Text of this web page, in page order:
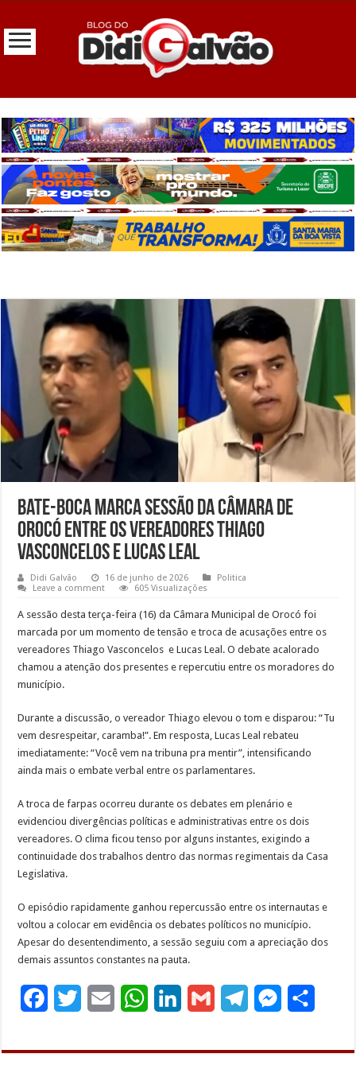
Bate-boca marca sessão da Câmara de
Orocó entre os vereadores Thiago
Vasconcelos e Lucas Leal
Didi Galvão 16 de junho de 2026
Politica
Leave a comment
605 Visualizações
A sessão desta terça-feira (16) da Câmara Municipal de Orocó foi
marcada por um momento de tensão e troca de acusações entre os
vereadores Thiago Vasconcelos e Lucas Leal. O debate acalorado
chamou a atenção dos presentes e repercutiu entre os moradores do
município.
Durante a discussão, o vereador Thiago elevou o tom e disparou: “Tu
vem desrespeitar, caramba!”. Em resposta, Lucas Leal rebateu
imediatamente: “Você vem na tribuna pra mentir”, intensificando
ainda mais o embate verbal entre os parlamentares.
A troca de farpas ocorreu durante os debates em plenário e
evidenciou divergências políticas e administrativas entre os dois
vereadores. O clima ficou tenso por alguns instantes, exigindo a
continuidade dos trabalhos dentro das normas regimentais da Casa
Legislativa.
O episódio rapidamente ganhou repercussão entre os internautas e
voltou a colocar em evidência os debates políticos no município.
Apesar do desentendimento, a sessão seguiu com a apreciação dos
demais assuntos constantes na pauta.
c
i
a
W
a
n
a
l
M
s
a